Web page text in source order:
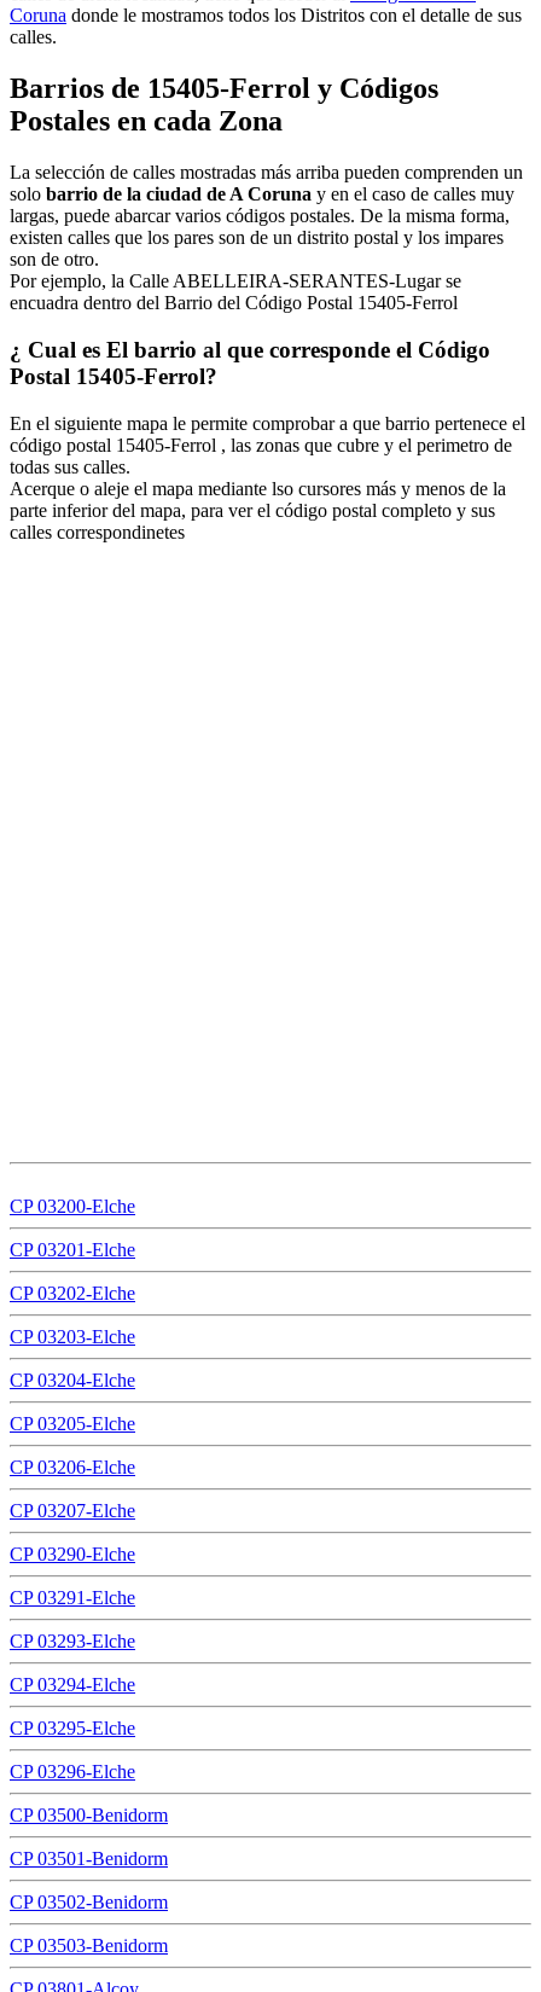
Coruna donde le mostramos todos los Distritos con el detalle de sus
calles.
Barrios de 15405-Ferrol y Códigos
Postales en cada Zona
La selección de calles mostradas más arriba pueden comprenden un
solo barrio de la ciudad de A Coruna y en el caso de calles muy
largas, puede abarcar varios códigos postales. De la misma forma,
existen calles que los pares son de un distrito postal y los impares
son de otro.
Por ejemplo, la Calle ABELLEIRA-SERANTES-Lugar se
encuadra dentro del Barrio del Código Postal 15405-Ferrol
¿ Cual es El barrio al que corresponde el Código
Postal 15405-Ferrol?
En el siguiente mapa le permite comprobar a que barrio pertenece el
código postal 15405-Ferrol , las zonas que cubre y el perimetro de
todas sus calles.
Acerque o aleje el mapa mediante lso cursores más y menos de la
parte inferior del mapa, para ver el código postal completo y sus
calles correspondinetes
CP 03200-Elche
CP 03201-Elche
CP 03202-Elche
CP 03203-Elche
CP 03204-Elche
CP 03205-Elche
CP 03206-Elche
CP 03207-Elche
CP 03290-Elche
CP 03291-Elche
CP 03293-Elche
CP 03294-Elche
CP 03295-Elche
CP 03296-Elche
CP 03500-Benidorm
CP 03501-Benidorm
CP 03502-Benidorm
CP 03503-Benidorm